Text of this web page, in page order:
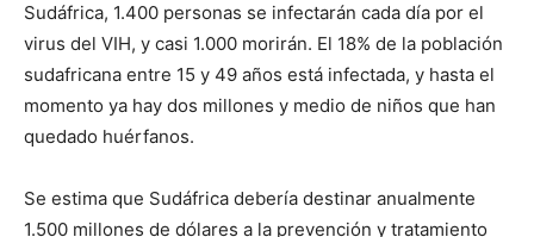
Sudáfrica, 1.400 personas se infectarán cada día por el
virus del VIH, y casi 1.000 morirán. El 18% de la población
sudafricana entre 15 y 49 años está infectada, y hasta el
momento ya hay dos millones y medio de niños que han
quedado huérfanos.
Se estima que Sudáfrica debería destinar anualmente
1.500 millones de dólares a la prevención y tratamiento